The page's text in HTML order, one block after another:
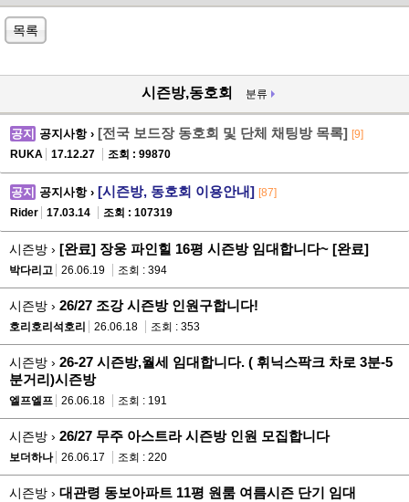
목록
시즌방,동호회 분류
공지 공지사항 › [전국 보드장 동호회 및 단체 채팅방 목록] [9]
RUKA
17.12.27 조회 : 99870
공지 공지사항 › [시즌방, 동호회 이용안내] [87]
Rider
17.03.14 조회 : 107319
시즌방 › [완료] 장웅 파인힐 16평 시즌방 임대합니다~ [완료]
박다리고 26.06.19 조회 : 394
시즌방 › 26/27 조강 시즌방 인원구합니다!
호리호리석호리 26.06.18 조회 : 353
시즌방 › 26-27 시즌방,월세 임대합니다. ( 휘닉스팍크 차로 3분-5
분거리)시즌방
엘프엘프 26.06.18 조회 : 191
시즌방 › 26/27 무주 아스트라 시즌방 인원 모집합니다
보더하나 26.06.17 조회 : 220
시즌방 › 대관령 동보아파트 11평 원룸 여름시즌 단기 임대